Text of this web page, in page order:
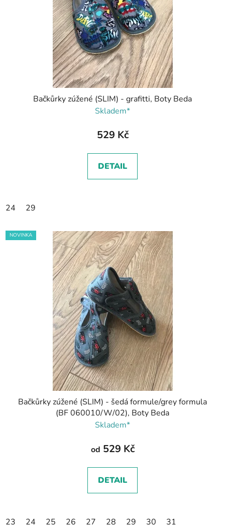
Bačkůrky zúžené (SLIM) - grafitti, Boty Beda
Skladem*
529 Kč
DETAIL
24 29
NOVINKA
Bačkůrky zúžené (SLIM) - šedá formule/grey formula
(BF 060010/W/02), Boty Beda
Skladem*
od 529 Kč
DETAIL
23 24 25 26 27 28 29 30 31